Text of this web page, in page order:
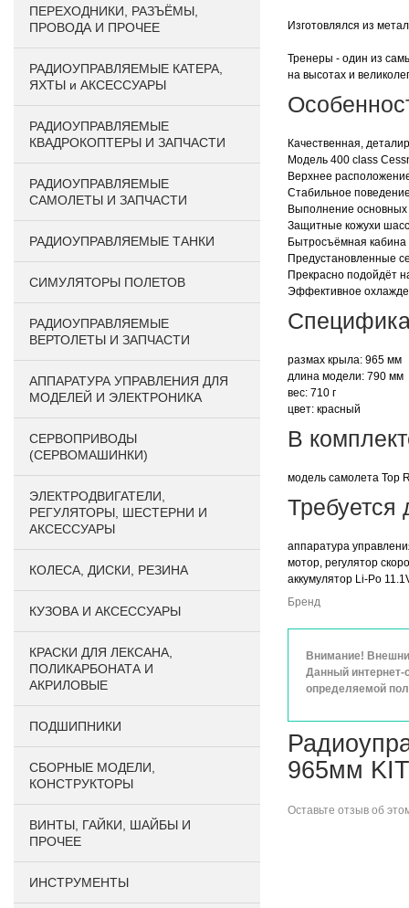
ПЕРЕХОДНИКИ, РАЗЪЁМЫ,
ПРОВОДА И ПРОЧЕЕ
РАДИОУПРАВЛЯЕМЫЕ КАТЕРА,
ЯХТЫ и АКСЕССУАРЫ
РАДИОУПРАВЛЯЕМЫЕ
КВАДРОКОПТЕРЫ И ЗАПЧАСТИ
РАДИОУПРАВЛЯЕМЫЕ
САМОЛЕТЫ И ЗАПЧАСТИ
РАДИОУПРАВЛЯЕМЫЕ ТАНКИ
СИМУЛЯТОРЫ ПОЛЕТОВ
РАДИОУПРАВЛЯЕМЫЕ
ВЕРТОЛЕТЫ И ЗАПЧАСТИ
АППАРАТУРА УПРАВЛЕНИЯ ДЛЯ
МОДЕЛЕЙ И ЭЛЕКТРОНИКА
СЕРВОПРИВОДЫ
(СЕРВОМАШИНКИ)
ЭЛЕКТРОДВИГАТЕЛИ,
РЕГУЛЯТОРЫ, ШЕСТЕРНИ И
АКСЕССУАРЫ
КОЛЕСА, ДИСКИ, РЕЗИНА
КУЗОВА И АКСЕССУАРЫ
КРАСКИ ДЛЯ ЛЕКСАНА,
ПОЛИКАРБОНАТА И
АКРИЛОВЫЕ
ПОДШИПНИКИ
CБОРНЫЕ МОДЕЛИ,
КОНСТРУКТОРЫ
ВИНТЫ, ГАЙКИ, ШАЙБЫ И
ПРОЧЕЕ
ИНСТРУМЕНТЫ
Изготовлялся из
Тренеры - один из
на высотах и
Качественная,
Модель 400 class
Верхнее
Стабильное
Выполнение
Защитные кожухи
Бытросъёмная кабина
Предустановленные
Прекрасно подойдёт
Эффективное
размах крыла: 965 мм
длина модели: 790 мм
вес: 710 г
цвет: красный
В
модель самолета Top
Требуется
аппаратура
мотор, регулятор
аккумулятор Li-Po
Бренд
Внимание!
Данный интернет-
определяемой
965мм
Оставьте отзыв об